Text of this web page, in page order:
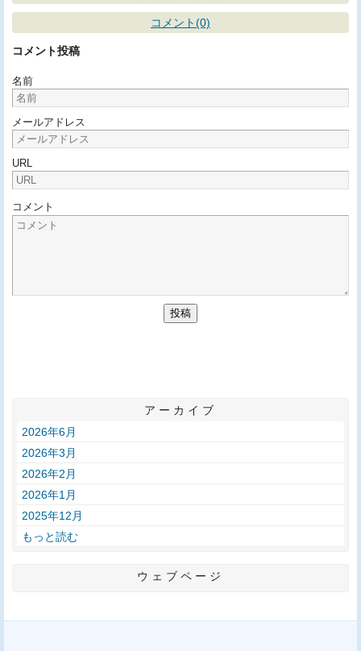
コメント(0)
コメント投稿
名前
メールアドレス
URL
コメント
アーカイブ
2026年6月
2026年3月
2026年2月
2026年1月
2025年12月
もっと読む
ウェブページ